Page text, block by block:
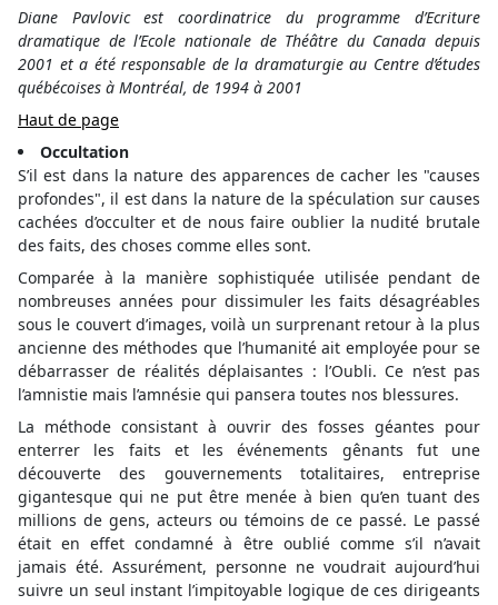
Diane Pavlovic est coordinatrice du programme d’Ecriture
dramatique de l’Ecole nationale de Théâtre du Canada depuis
2001 et a été responsable de la dramaturgie au Centre d’études
québécoises à Montréal, de 1994 à 2001
Haut de page
Occultation
S’il est dans la nature des apparences de cacher les "causes
profondes", il est dans la nature de la spéculation sur causes
cachées d’occulter et de nous faire oublier la nudité brutale
des faits, des choses comme elles sont.
Comparée à la manière sophistiquée utilisée pendant de
nombreuses années pour dissimuler les faits désagréables
sous le couvert d’images, voilà un surprenant retour à la plus
ancienne des méthodes que l’humanité ait employée pour se
débarrasser de réalités déplaisantes : l’Oubli. Ce n’est pas
l’amnistie mais l’amnésie qui pansera toutes nos blessures.
La méthode consistant à ouvrir des fosses géantes pour
enterrer les faits et les événements gênants fut une
découverte des gouvernements totalitaires, entreprise
gigantesque qui ne put être menée à bien qu’en tuant des
millions de gens, acteurs ou témoins de ce passé. Le passé
était en effet condamné à être oublié comme s’il n’avait
jamais été. Assurément, personne ne voudrait aujourd’hui
suivre un seul instant l’impitoyable logique de ces dirigeants